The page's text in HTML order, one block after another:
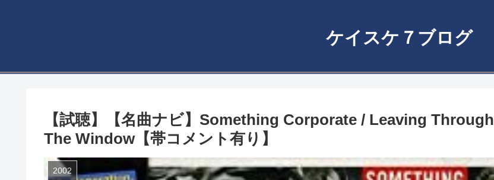
ケイスケ７ブログ
【試聴】【名曲ナビ】Something Corporate / Leaving Through
The Window【帯コメント有り】
2002